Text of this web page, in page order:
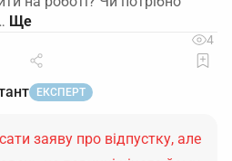
4
ЕКСПЕРТ
заяву про відпустку, але